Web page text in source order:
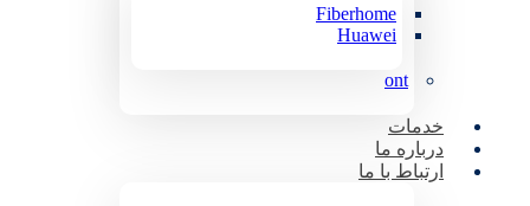
Fiberhome
Huawei
ont
خدمات
درباره ما
ارتباط با ما